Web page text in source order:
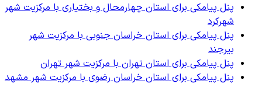
پنل پیامکی برای استان چهارمحال و بختیاری با مرکزیت شهر
شهرکرد
پنل پیامکی برای استان خراسان جنوبی با مرکزیت شهر
بیرجند
پنل پیامکی برای استان تهران با مرکزیت شهر تهران
پنل پیامکی برای استان خراسان رضوی با مرکزیت شهر مشهد